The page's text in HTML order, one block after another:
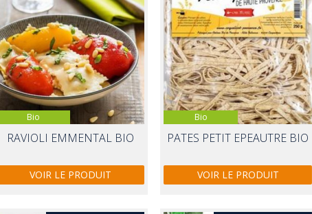
Bio
RAVIOLI EMMENTAL BIO
VOIR LE PRODUIT
Bio
PATES PETIT EPEAUTRE BIO
VOIR LE PRODUIT